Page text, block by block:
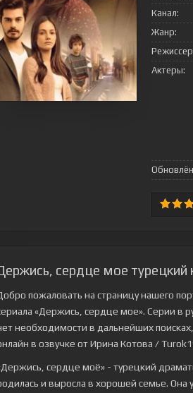
Канал:
Жанр:
Актеры:
сердце мое турецкий
пожаловать на страницу нашего
«Держись, сердце мое». Серии в
необходимости в дальнейших
в озвучке от Ирина Котова /
сердце моё» - турецкий
и выросла в хорошей семье.